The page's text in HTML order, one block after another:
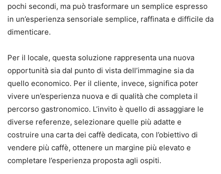
pochi secondi, ma può trasformare un semplice espresso
in un’esperienza sensoriale semplice, raffinata e difficile da
dimenticare.
Per il locale, questa soluzione rappresenta una nuova
opportunità sia dal punto di vista dell’immagine sia da
quello economico. Per il cliente, invece, significa poter
vivere un’esperienza nuova e di qualità che completa il
percorso gastronomico. L’invito è quello di assaggiare le
diverse referenze, selezionare quelle più adatte e
costruire una carta dei caffè dedicata, con l’obiettivo di
vendere più caffè, ottenere un margine più elevato e
completare l’esperienza proposta agli ospiti.